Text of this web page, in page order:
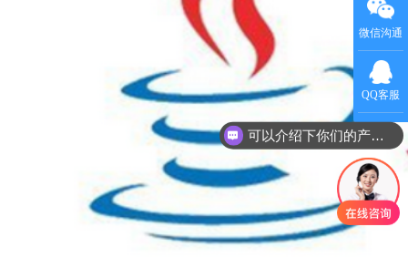
微信沟通
QQ客服
可以介绍下你们的产品么